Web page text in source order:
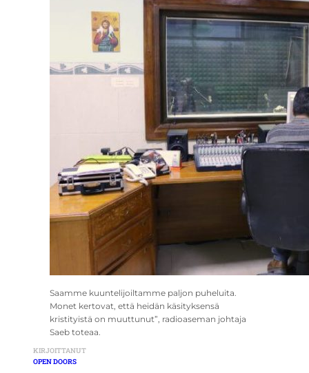
Saamme kuuntelijoiltamme paljon puheluita.
Monet kertovat, että heidän käsityksensä
kristityistä on muuttunut”, radioaseman johtaja
Saeb toteaa.
KIRJOITTANUT
OPEN DOORS